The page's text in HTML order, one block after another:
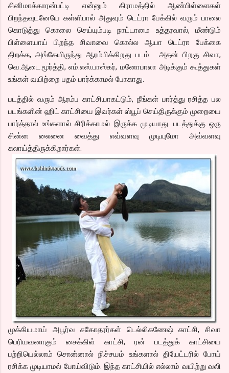
சினிமாக்காரன்பட்டி என்னும் கிராமத்தில் ஆண்பிள்ளைகள்
பிறந்தவுடனேயே கள்ளிபால் அதுவும் டெட்ரா பேக்கில் வரும் பாலை
கொடுத்து கொலை செய்யும்படி நாட்டாமை உத்தரவால், மீண்டும்
பிள்ளையாய் பிறந்த சிவாவை கொல்ல ஆயா டெட்ரா பேக்கை
திறக்க, அங்கேயிருந்து ஆரம்பிக்கிறது படம். அதன் பிறகு சிவா,
வெ.ஆடை.மூர்த்தி, எம்.எஸ்.பாஸ்கர், மனோபாலா அடிக்கும் கூத்துகள்
உங்கள் வயிற்றை பதம் பார்க்காமல் போகாது.
படத்தில் வரும் ஆரம்ப காட்சியாகட்டும், நீங்கள் பார்த்து ரசித்த பல
படங்களின் ஹிட் காட்சியை இவர்கள் ஸ்பூப் செய்திருக்கும் முறையை
பார்த்தால் உங்களால் சிரிக்காமல் இருக்க முடியாது. படத்துக்கு ஒரு
சின்ன லைனை வைத்து எவ்வளவு முடியுமோ அவ்வளவு
கலாய்த்திருக்கிறார்கள்.
முக்கியமாய் அபூர்வ சகோதரர்கள் டெல்லிகணேஷ் காட்சி, சிவா
பெரியவனாகும் சைக்கிள் காட்சி, ரன் படத்துக் காட்சியை
பற்றியெல்லாம் சொன்னால் நிச்சயம் உங்களால் தியேட்டரில் போய்
ரசிக்க முடியாமல் போய்விடும். இந்த காட்சியில் எல்லாம் வயிற்று வலி